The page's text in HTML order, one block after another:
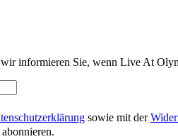
informieren Sie, wenn Live At
sowie mit der